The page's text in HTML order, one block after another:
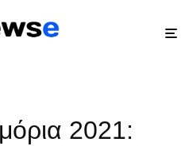
2021: